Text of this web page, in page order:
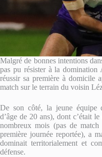
Malgré de bonnes intentions
pas pu résister à la
réussir sa première à domicile
match sur le terrain du voisin
De son côté, la jeune équipe
d’âge de 20 ans), dont c’était
nombreux mois (pas de
première journée reportée), a
dominait territorialement et
défense.